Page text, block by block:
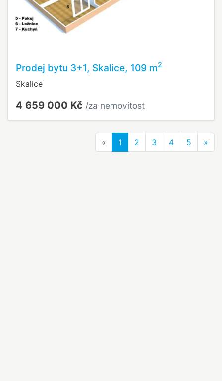
Prodej bytu 3+1, Skalice, 109 m2
Skalice
4 659 000 Kč /za nemovitost
« Previous
1 2 3 4 5 »